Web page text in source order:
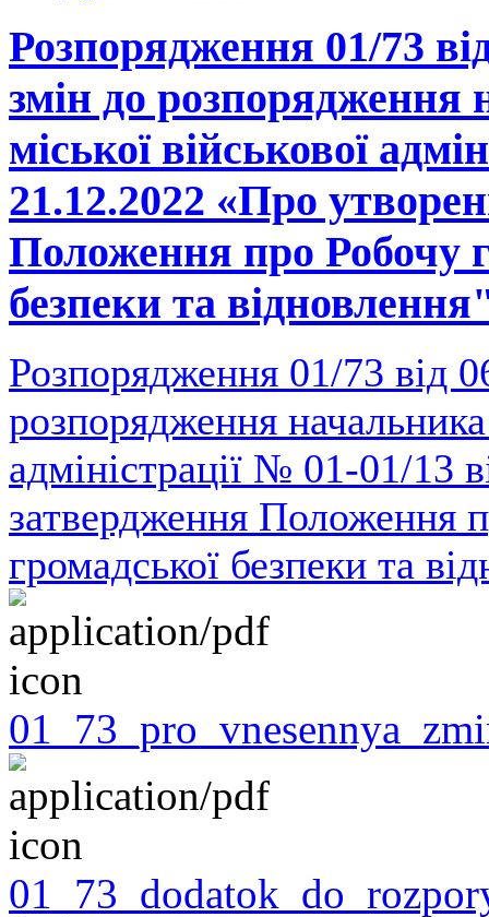
Розпорядження 01/73
змін до
міської військової
21.12.2022 «Про
Положення про Робочу
безпеки та
Розпорядження 01/73 від
розпорядження
адміністрації № 01-01/13
затвердження Положення
громадської безпеки та